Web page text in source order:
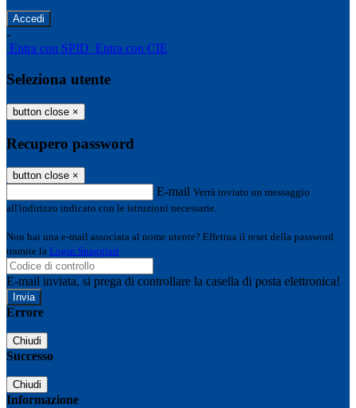
-
Entra con SPID Entra con CIE
Seleziona utente
button close ×
Recupero password
button close ×
E-mail Verrà inviato un messaggio
all'indirizzo indicato con le istruzioni necessarie.
Non hai una e-mail associata al nome utente? Effettua il reset della password
tramite la Login Spaggiari
E-mail inviata, si prega di controllare la casella di posta elettronica!
Errore
Chiudi
Successo
Chiudi
Informazione